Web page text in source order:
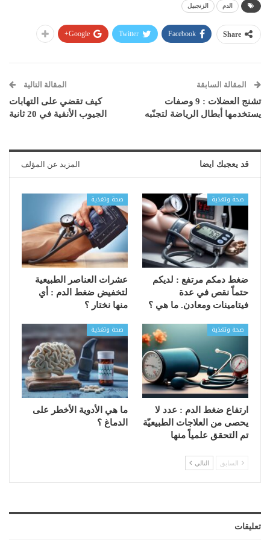
الدم الزنجبيل
Share
Facebook
Twitter
Google+
المقالة السابقة
تشنج العضلات : 9 وصفات
يستخدمها أبطال الرياضة لتجنّبه
المقالة التالية
كيف تقضي على التهابات
الجيوب الأنفية في 20 ثانية
قد يعجبك ايضا المزيد عن المؤلف
صحة وتغذية
ضغط دمكم مرتفع : لديكم
حتماّ نقص في عدة
فيتامينات ومعادن. ما هي ؟
صحة وتغذية
عشرات العناصر الطبيعية
لتخفيض ضغط الدم : أي
منها نختار ؟
صحة وتغذية
ارتفاع ضغط الدم : عدد لا
يحصى من العلاجات الطبيعيّة
تم التحقق علمياً منها
صحة وتغذية
ما هي الأدوية الأخطر على
الدماغ ؟
السابق التالي
تعليقات